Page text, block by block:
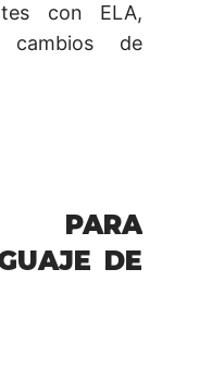
con ELA,
de
PARA
DE